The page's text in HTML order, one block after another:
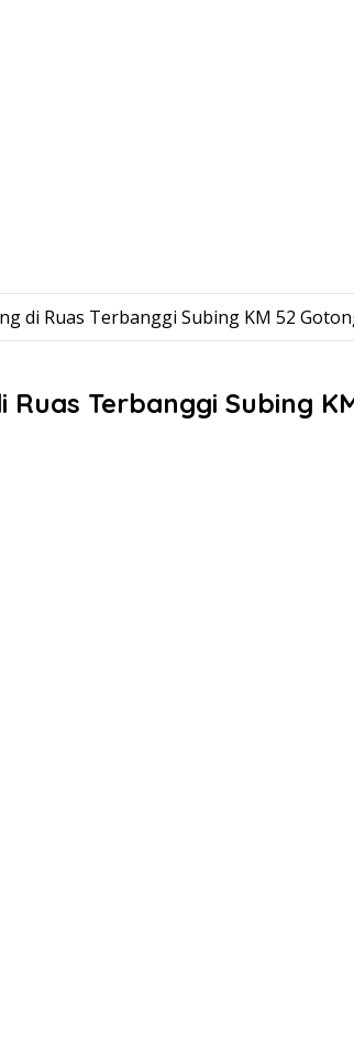
di Ruas Terbanggi Subing KM 52
Terbanggi Subing